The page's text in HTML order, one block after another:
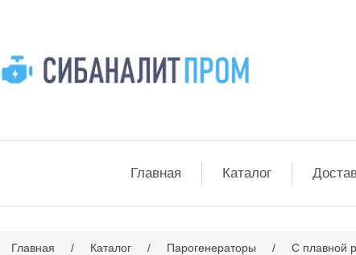
Главная Каталог
Главная / Каталог / Парогенераторы / С плавной